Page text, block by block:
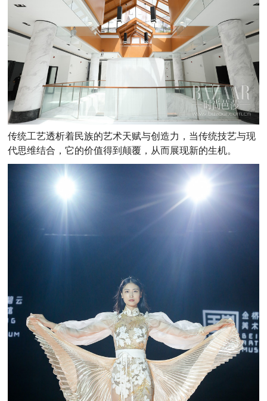
传统工艺透析着民族的艺术天赋与创造力，当传统技艺与现
代思维结合，它的价值得到颠覆，从而展现新的生机。